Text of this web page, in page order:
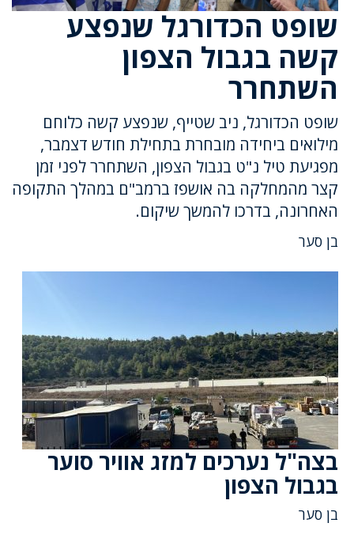
שופט הכדורגל שנפצע
קשה בגבול הצפון
השתחרר
שופט הכדורגל, ניב שטייף, שנפצע קשה כלוחם
מילואים ביחידה מובחרת בתחילת חודש דצמבר,
מפגיעת טיל נ"ט בגבול הצפון, השתחרר לפני זמן
קצר מהמחלקה בה אושפז ברמב"ם במהלך התקופה
האחרונה, בדרכו להמשך שיקום.
בן סער
בצה"ל נערכים למזג אוויר סוער
בגבול הצפון
בן סער